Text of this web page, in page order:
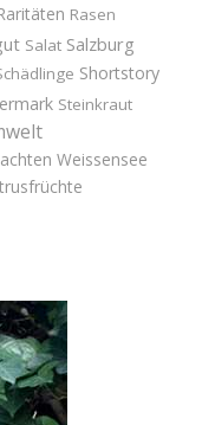
Rasen
Salat Salzburg
Shortstory
Steinkraut
Weissensee